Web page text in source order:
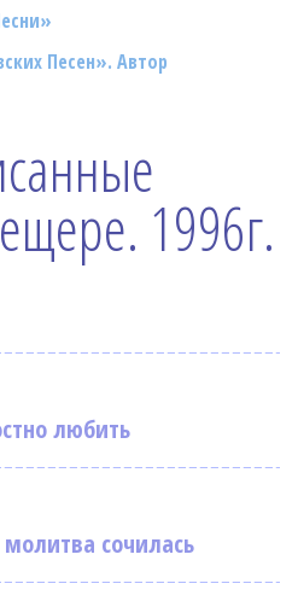
Песен». Автор
1996г.
любить
сочилась